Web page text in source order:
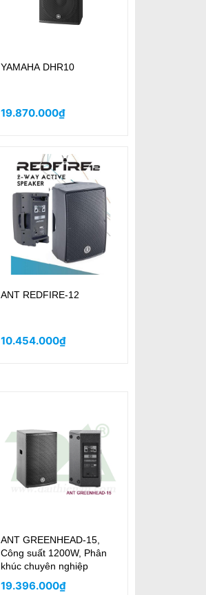
YAMAHA DHR10
19.870.000₫
ANT REDFIRE-12
10.454.000₫
ANT GREENHEAD-15,
Công suất 1200W, Phân
khúc chuyên nghiệp
19.396.000₫